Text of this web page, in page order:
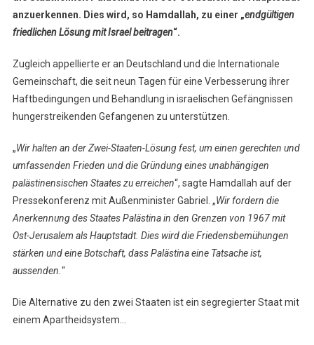
anzuerkennen. Dies wird, so Hamdallah, zu einer „endgültigen
friedlichen Lösung mit Israel beitragen“.
Zugleich appellierte er an Deutschland und die Internationale
Gemeinschaft, die seit neun Tagen für eine Verbesserung ihrer
Haftbedingungen und Behandlung in israelischen Gefängnissen
hungerstreikenden Gefangenen zu unterstützen.
„Wir halten an der Zwei-Staaten-Lösung fest, um einen gerechten und
umfassenden Frieden und die Gründung eines unabhängigen
palästinensischen Staates zu erreichen“, sagte Hamdallah auf der
Pressekonferenz mit Außenminister Gabriel. „Wir fordern die
Anerkennung des Staates Palästina in den Grenzen von 1967 mit
Ost-Jerusalem als Hauptstadt. Dies wird die Friedensbemühungen
stärken und eine Botschaft, dass Palästina eine Tatsache ist,
aussenden.“
Die Alternative zu den zwei Staaten ist ein segregierter Staat mit
einem Apartheidsystem…